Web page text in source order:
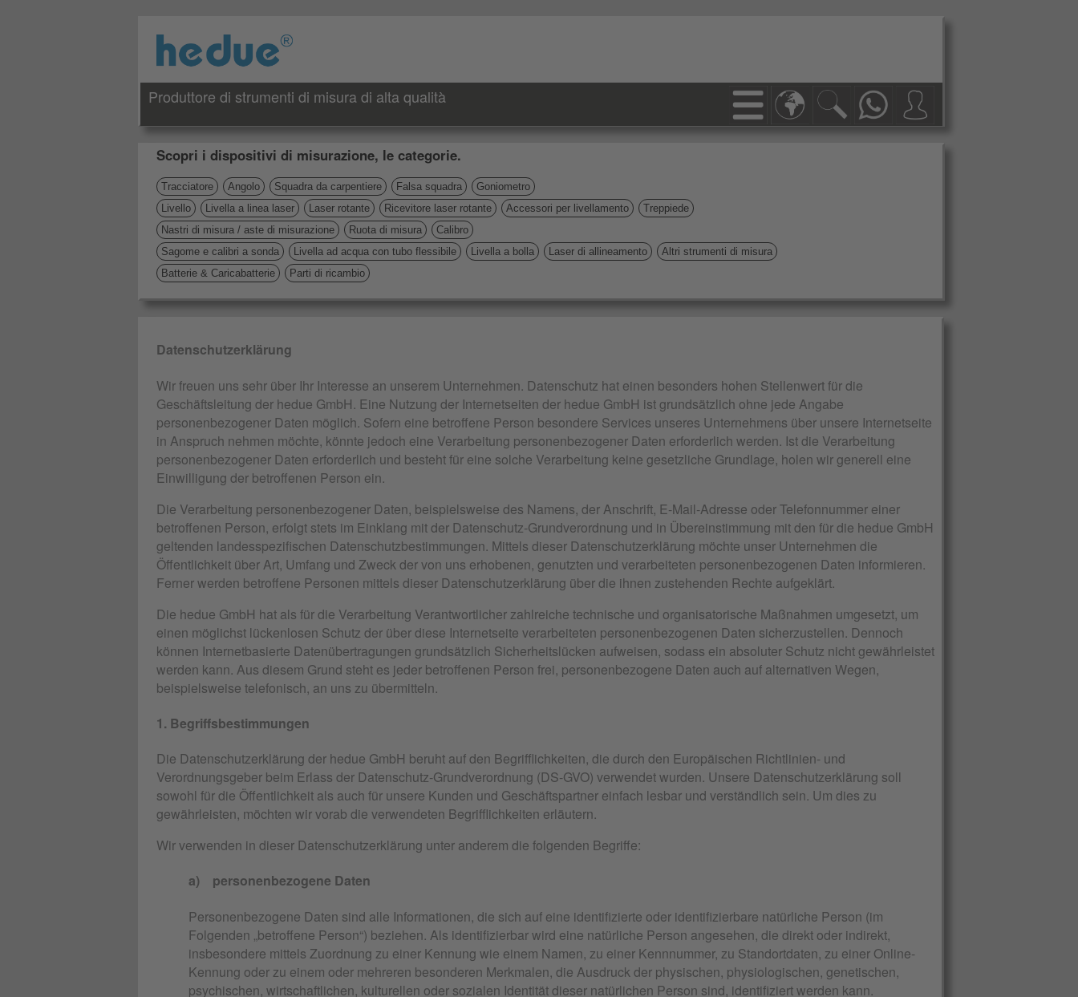
Produttore di strumenti di misura di alta qualità
Scopri i dispositivi di misurazione, le categorie.
Tracciatore Angolo Squadra da carpentiere Falsa squadra
Goniometro
Livello
Livella a linea laser Laser rotante Ricevitore laser rotante Accessori per livellamento
Treppiede
Nastri di misura / aste di misurazione
Ruota di misura
Calibro
Sagome e calibri a sonda
Livella ad acqua con tubo flessibile Livella a bolla Laser di allineamento
Altri strumenti di misura
Batterie & Caricabatterie
Parti di ricambio
Datenschutzerklärung
Wir freuen uns sehr über Ihr Interesse an unserem Unternehmen. Datenschutz hat einen besonders hohen Stellenwert für die
Geschäftsleitung der hedue GmbH. Eine Nutzung der Internetseiten der hedue GmbH ist grundsätzlich ohne jede Angabe
personenbezogener Daten möglich. Sofern eine betroffene Person besondere Services unseres Unternehmens über unsere Internetseite
in Anspruch nehmen möchte, könnte jedoch eine Verarbeitung personenbezogener Daten erforderlich werden. Ist die Verarbeitung
personenbezogener Daten erforderlich und besteht für eine solche Verarbeitung keine gesetzliche Grundlage, holen wir generell eine
Einwilligung der betroffenen Person ein.
Die Verarbeitung personenbezogener Daten, beispielsweise des Namens, der Anschrift, E-Mail-Adresse oder Telefonnummer einer
betroffenen Person, erfolgt stets im Einklang mit der Datenschutz-Grundverordnung und in Übereinstimmung mit den für die hedue GmbH
geltenden landesspezifischen Datenschutzbestimmungen. Mittels dieser Datenschutzerklärung möchte unser Unternehmen die
Öffentlichkeit über Art, Umfang und Zweck der von uns erhobenen, genutzten und verarbeiteten personenbezogenen Daten informieren.
Ferner werden betroffene Personen mittels dieser Datenschutzerklärung über die ihnen zustehenden Rechte aufgeklärt.
Die hedue GmbH hat als für die Verarbeitung Verantwortlicher zahlreiche technische und organisatorische Maßnahmen umgesetzt, um
einen möglichst lückenlosen Schutz der über diese Internetseite verarbeiteten personenbezogenen Daten sicherzustellen. Dennoch
können Internetbasierte Datenübertragungen grundsätzlich Sicherheitslücken aufweisen, sodass ein absoluter Schutz nicht gewährleistet
werden kann. Aus diesem Grund steht es jeder betroffenen Person frei, personenbezogene Daten auch auf alternativen Wegen,
beispielsweise telefonisch, an uns zu übermitteln.
1. Begriffsbestimmungen
Die Datenschutzerklärung der hedue GmbH beruht auf den Begrifflichkeiten, die durch den Europäischen Richtlinien- und
Verordnungsgeber beim Erlass der Datenschutz-Grundverordnung (DS-GVO) verwendet wurden. Unsere Datenschutzerklärung soll
sowohl für die Öffentlichkeit als auch für unsere Kunden und Geschäftspartner einfach lesbar und verständlich sein. Um dies zu
gewährleisten, möchten wir vorab die verwendeten Begrifflichkeiten erläutern.
Wir verwenden in dieser Datenschutzerklärung unter anderem die folgenden Begriffe:
a) personenbezogene Daten
Personenbezogene Daten sind alle Informationen, die sich auf eine identifizierte oder identifizierbare natürliche Person (im
Folgenden „betroffene Person“) beziehen. Als identifizierbar wird eine natürliche Person angesehen, die direkt oder indirekt,
insbesondere mittels Zuordnung zu einer Kennung wie einem Namen, zu einer Kennnummer, zu Standortdaten, zu einer Online-
Kennung oder zu einem oder mehreren besonderen Merkmalen, die Ausdruck der physischen, physiologischen, genetischen,
psychischen, wirtschaftlichen, kulturellen oder sozialen Identität dieser natürlichen Person sind, identifiziert werden kann.